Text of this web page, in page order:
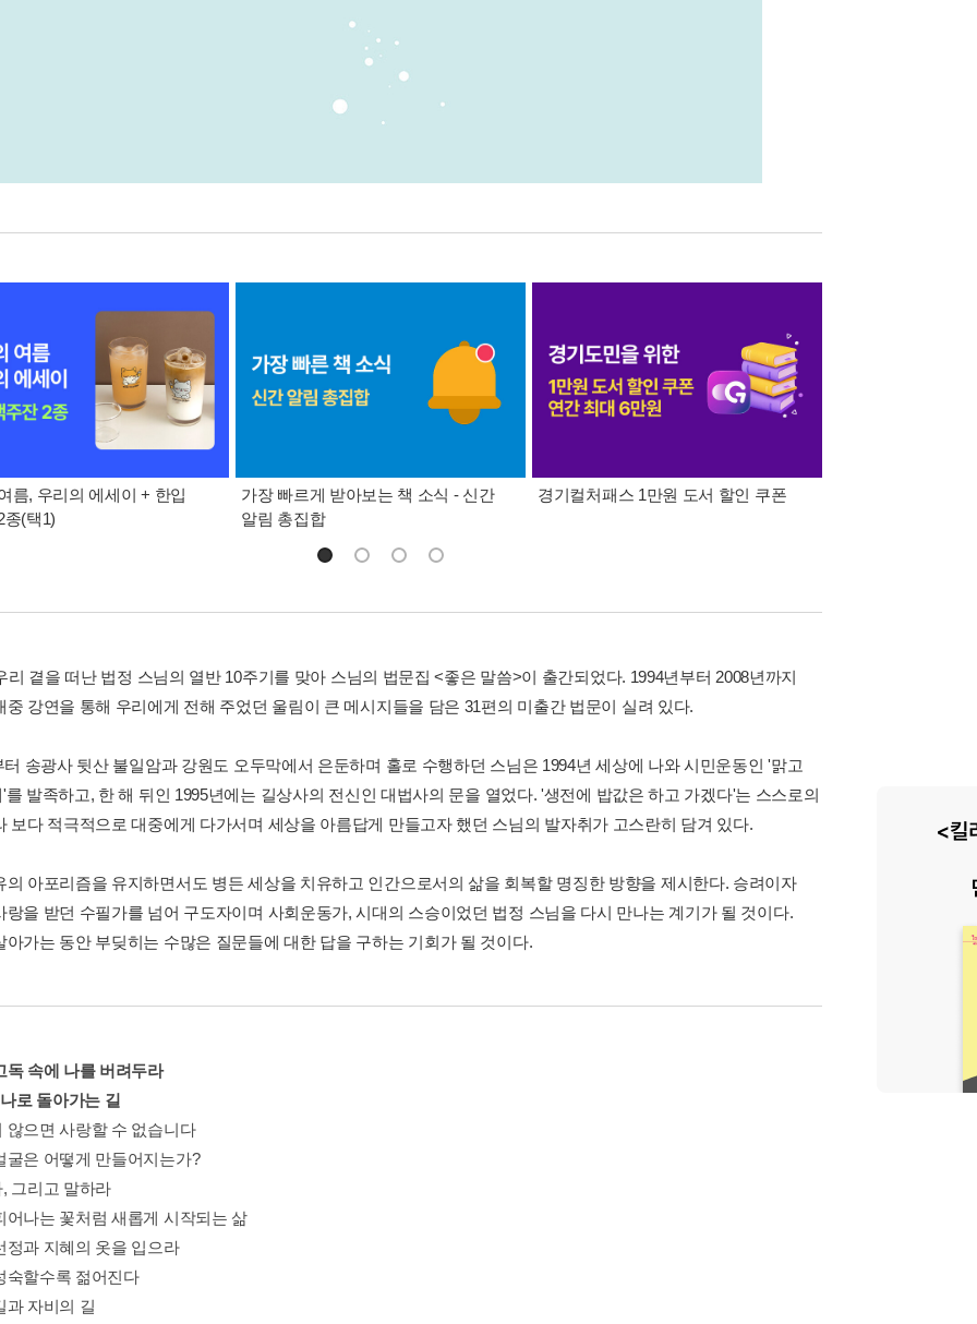
름, 우리의 에세이 + 한입
종(택1)
가장 빠르게 받아보는 책 소식 - 신간
알림 총집합
경기컬처패스 1만원 도서 할인 쿠폰
리 곁을 떠난 법정 스님의 열반 10주기를 맞아 스님의 법문집 <좋은 말씀>이 출간되었다. 1994년부터 2008년까지
중 강연을 통해 우리에게 전해 주었던 울림이 큰 메시지들을 담은 31편의 미출간 법문이 실려 있다.
터 송광사 뒷산 불일암과 강원도 오두막에서 은둔하며 홀로 수행하던 스님은 1994년 세상에 나와 시민운동인 '맑고
를 발족하고, 한 해 뒤인 1995년에는 길상사의 전신인 대법사의 문을 열었다. '생전에 밥값은 하고 가겠다'는 스스로의
보다 적극적으로 대중에게 다가서며 세상을 아름답게 만들고자 했던 스님의 발자취가 고스란히 담겨 있다.
의 아포리즘을 유지하면서도 병든 세상을 치유하고 인간으로서의 삶을 회복할 명징한 방향을 제시한다. 승려이자
랑을 받던 수필가를 넘어 구도자이며 사회운동가, 시대의 스승이었던 법정 스님을 다시 만나는 계기가 될 것이다.
아가는 동안 부딪히는 수많은 질문들에 대한 답을 구하는 기회가 될 것이다.
독 속에 나를 버려두라
로 돌아가는 길
않으면 사랑할 수 없습니다
굴은 어떻게 만들어지는가?
그리고 말하라
어나는 꽃처럼 새롭게 시작되는 삶
정과 지혜의 옷을 입으라
숙할수록 젊어진다
과 자비의 길